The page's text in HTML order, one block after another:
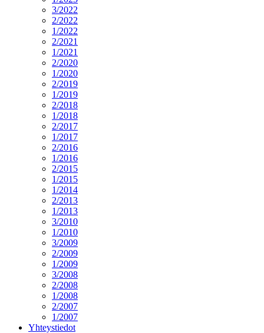
3/2022
2/2022
1/2022
2/2021
1/2021
2/2020
1/2020
2/2019
1/2019
2/2018
1/2018
2/2017
1/2017
2/2016
1/2016
2/2015
1/2015
1/2014
2/2013
1/2013
3/2010
1/2010
3/2009
2/2009
1/2009
3/2008
2/2008
1/2008
2/2007
1/2007
Yhteystiedot